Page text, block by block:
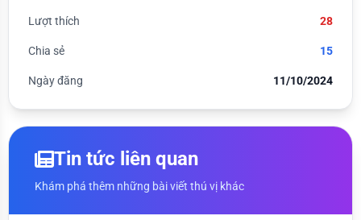
Lượt thích 28
Chia sẻ 15
Ngày đăng 11/10/2024
Tin tức liên quan
Khám phá thêm những bài viết thú vị khác